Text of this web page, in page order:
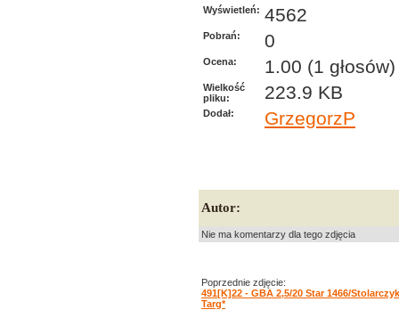
Wyświetleń: 4562
Pobrań: 0
Ocena: 1.00 (1 głosów)
Wielkość
pliku:
223.9 KB
Dodał: GrzegorzP
Autor:
Nie ma komentarzy dla tego zdjęcia
Poprzednie zdjęcie:
491[K]22 - GBA 2,5/20 Star 1466/
Targ*